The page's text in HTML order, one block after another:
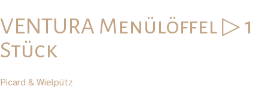
VENTURA Menülöffel ▷ 1
Stück
Picard & Wielpütz